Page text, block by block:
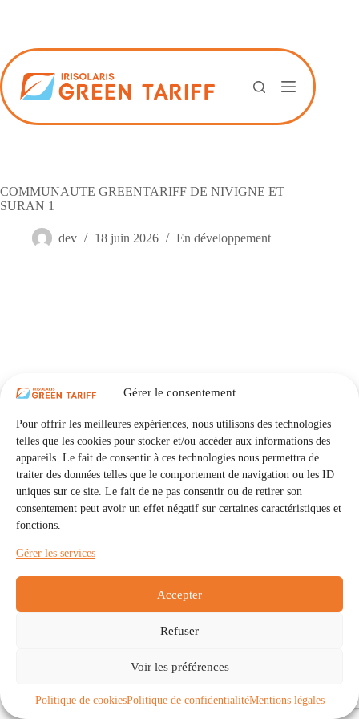
Gérer le consentement
Pour offrir les meilleures expériences, nous utilisons des technologies
telles que les cookies pour stocker et/ou accéder aux informations des
appareils. Le fait de consentir à ces technologies nous permettra de
traiter des données telles que le comportement de navigation ou les ID
uniques sur ce site. Le fait de ne pas consentir ou de retirer son
consentement peut avoir un effet négatif sur certaines caractéristiques et
fonctions.
Gérer les services
Accepter
Refuser
Voir les préférences
Politique de cookiesPolitique de confidentialitéMentions légales
COMMUNAUTE GREENTARIFF DE NIVIGNE ET
SURAN 1
dev 18 juin 2026 En développement
Communautés
À propos
Politique de cookies (UE)